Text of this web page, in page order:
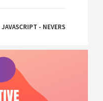
JAVASCRIPT - NEVERS